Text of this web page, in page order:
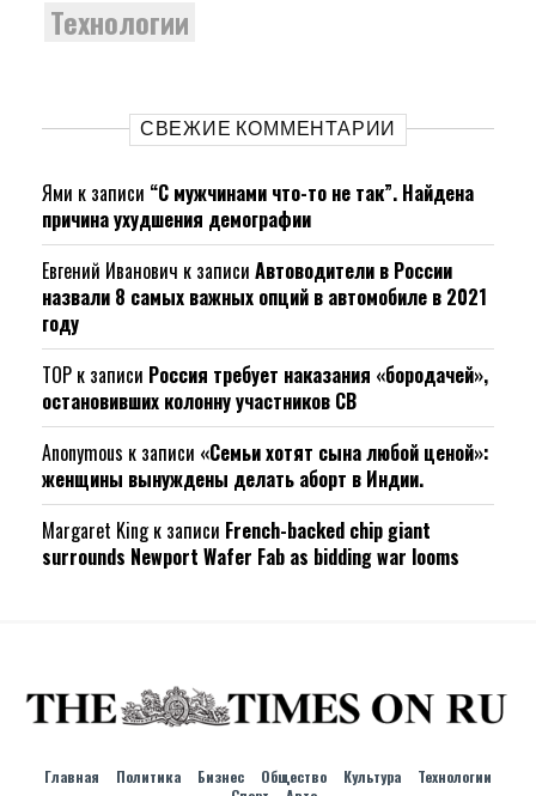
Технологии
СВЕЖИЕ КОММЕНТАРИИ
Ями к записи “С мужчинами что-то не так”. Найдена
причина ухудшения демографии
Евгений Иванович к записи Автоводители в России
назвали 8 самых важных опций в автомобиле в 2021
году
ТОР к записи Россия требует наказания «бородачей»,
остановивших колонну участников СВ
Anonymous к записи «Семьи хотят сына любой ценой»:
женщины вынуждены делать аборт в Индии.
Margaret Kingк записи French-backed chip giant
surrounds Newport Wafer Fab as bidding war looms
Главная Политика Бизнес Общество Культура
Технологии